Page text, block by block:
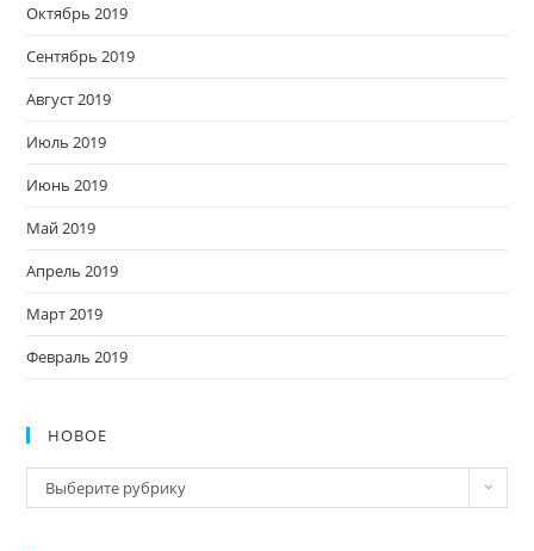
Октябрь 2019
Сентябрь 2019
Август 2019
Июль 2019
Июнь 2019
Май 2019
Апрель 2019
Март 2019
Февраль 2019
НОВОЕ
Новое
Выберите рубрику